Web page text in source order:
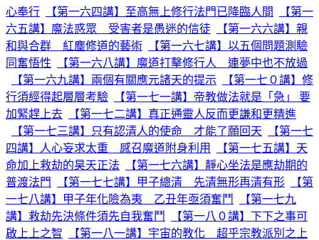
心奉行
【第一六四講】至高無上修行法門已降臨人間
【第一
六五講】魔法惑眾 受害者是愚迷的信徒
【第一六六講】親
和與合群 紅塵修道的藝術
【第一六七講】以五個問題測驗
同奮悟性
【第一六八講】魔道打擊修行人 連夢中也不放過
【第一六九講】兩個有關應元諸天的提示
【第一七０講】修
行須經得起層層考驗
【第一七一講】帝教做法就是「急」 要
加緊趕上去
【第一七二講】真正通靈人反而更謙和更精進
【第一七三講】只有認清人的使命 才能了願回天
【第一七
四講】人心妄求太重 感召魔道附身利用
【第一七五講】天
命加上救劫的昊天正法
【第一七六講】靜心坐法是應劫期的
普渡法門
【第一七七講】甲子總清 先清無形再清有形
【第
一七八講】甲子年化險為夷 乙丑年亟須奮鬥
【第一七九
講】救劫先決條件須先自我奮鬥
【第一八０講】下下之事可
啟上上之智
【第一八一講】宇宙的教化 超乎宗教派別之上